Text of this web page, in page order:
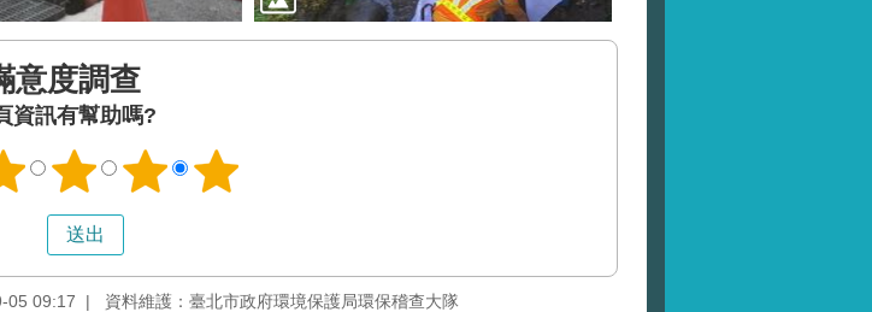
意度調查
資訊有幫助嗎?
05 09:17 資料維護：臺北市政府環境保護局環保稽查大隊